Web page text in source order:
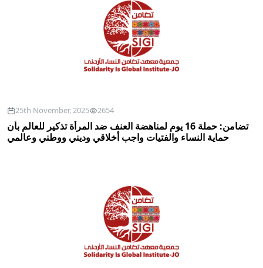
25th November, 2025 2654
تضامن:​ حملة 16 يوم لمناهضة العنف ضد المرأة تذكير​ ​للعالم بأن
حماية النساء والفتيات واجب أخلاقي وديني ووطني وعالمي